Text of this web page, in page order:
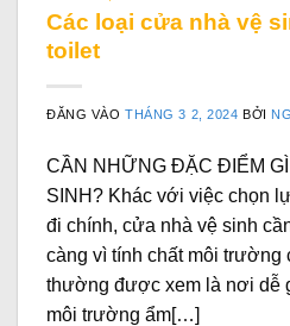
Các loại cửa nhà vệ
toilet
ĐĂNG VÀOTHÁNG 3 2, 2024 BỞI
CẦN NHỮNG ĐẶC ĐIỂM
SINH? Khác với việc chọn
đi chính, cửa nhà vệ sinh
càng vì tính chất môi trường
thường được xem là nơi dễ
môi trường ẩm[…]